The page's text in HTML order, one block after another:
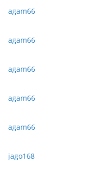
agam66
agam66
agam66
agam66
agam66
jago168